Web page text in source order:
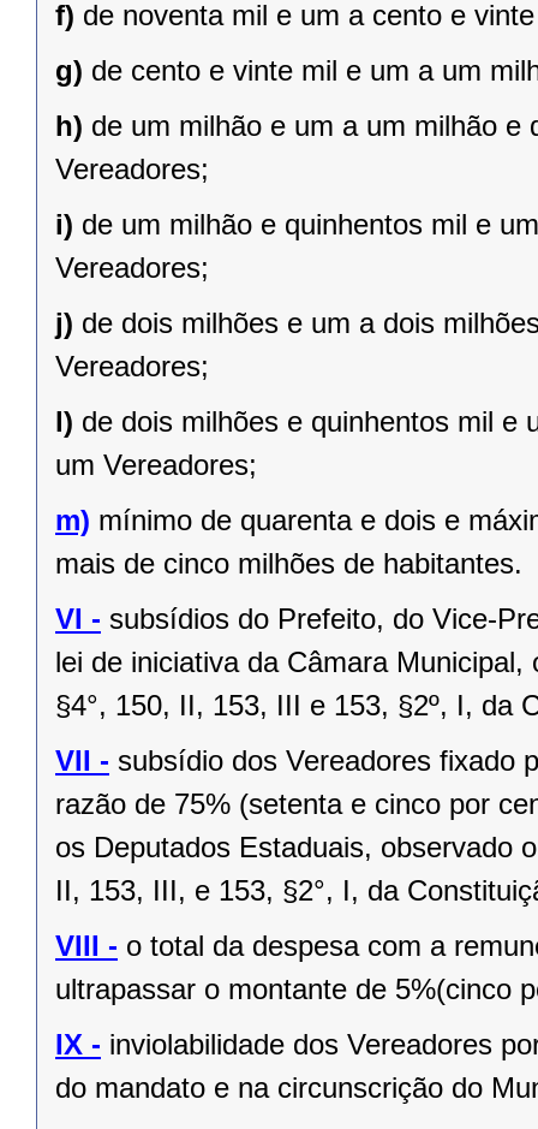
f) de noventa mil e um a cento e
g) de cento e vinte mil e um a um
h) de um milhão e um a um milhão e
Vereadores;
i) de um milhão e quinhentos mil e
Vereadores;
j) de dois milhões e um a dois
Vereadores;
l) de dois milhões e quinhentos mil e
um Vereadores;
m) mínimo de quarenta e dois e
mais de cinco milhões de habitantes.
VI - subsídios do Prefeito, do Vice-
lei de iniciativa da Câmara
§4°, 150, II, 153, III e 153, §2º, I, da
VII - subsídio dos Vereadores fixado
razão de 75% (setenta e cinco por
os Deputados Estaduais, observado
II, 153, III, e 153, §2°, I, da
VIII - o total da despesa com a
ultrapassar o montante de 5%(cinco
IX - inviolabilidade dos Vereadores
do mandato e na circunscrição do